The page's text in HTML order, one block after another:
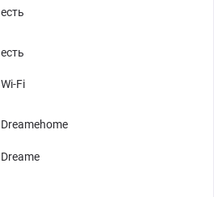
есть
есть
Wi-Fi
Dreamehome
Dreame